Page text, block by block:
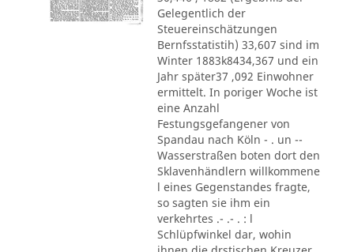
Gelegentlich der
Steuereinschätzungen
Bernfsstatistih) 33,607 sind im
Winter 1883k8434,367 und ein
Jahr später37 ,092 Einwohner
ermittelt. In poriger Woche ist
eine Anzahl
Festungsgefangener von
Spandau nach Köln - . un --
Wasserstraßen boten dort den
Sklavenhändlern willkommene
l eines Gegenstandes fragte,
so sagten sie ihm ein
verkehrtes .- .- . : l
Schlüpfwinkel dar, wohin